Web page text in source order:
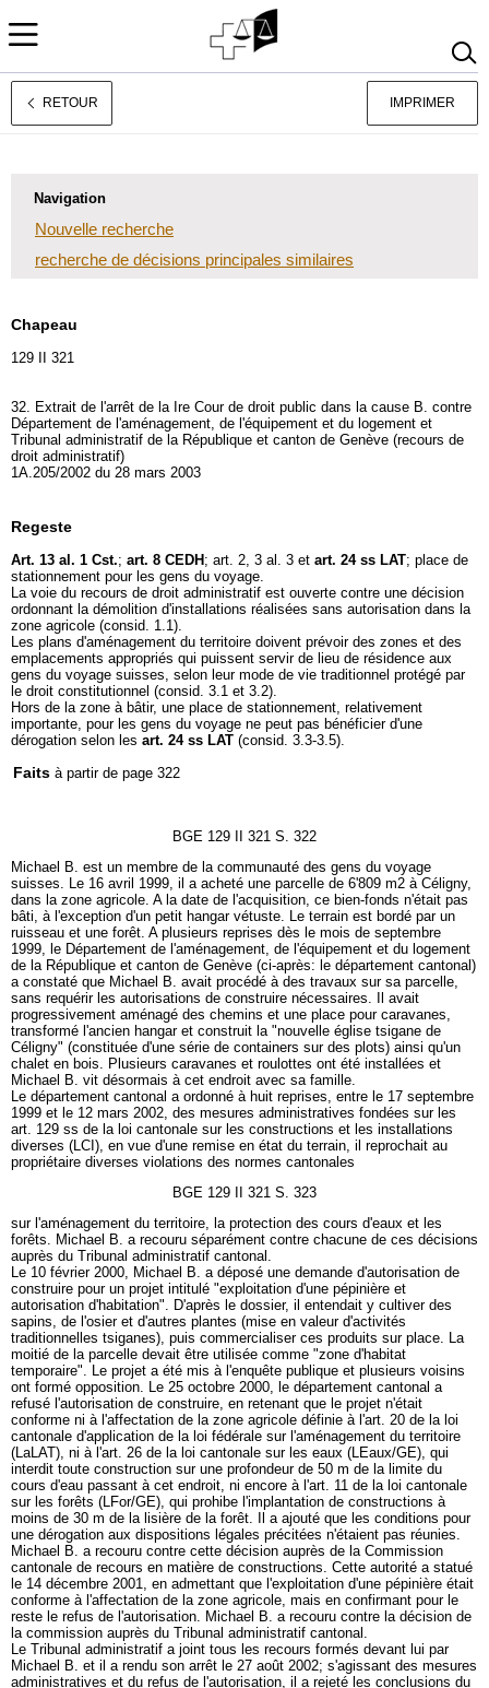
Deutsch
RETOUR IMPRIMER
Navigation
Nouvelle recherche
recherche de décisions principales similaires
Chapeau
129 II 321
32. Extrait de l'arrêt de la Ire Cour de droit public dans la cause B. contre
Département de l'aménagement, de l'équipement et du logement et
Tribunal administratif de la République et canton de Genève (recours de
droit administratif)
1A.205/2002 du 28 mars 2003
Regeste
Art. 13 al. 1 Cst.; art. 8 CEDH ; art. 2, 3 al. 3 et art. 24 ss LAT; place de
stationnement pour les gens du voyage.
La voie du recours de droit administratif est ouverte contre une décision
ordonnant la démolition d'installations réalisées sans autorisation dans la
zone agricole (consid. 1.1).
Les plans d'aménagement du territoire doivent prévoir des zones et des
emplacements appropriés qui puissent servir de lieu de résidence aux
gens du voyage suisses, selon leur mode de vie traditionnel protégé par
le droit constitutionnel (consid. 3.1 et 3.2).
Hors de la zone à bâtir, une place de stationnement, relativement
importante, pour les gens du voyage ne peut pas bénéficier d'une
dérogation selon les art. 24 ss LAT (consid. 3.3-3.5).
Faits à partir de page 322
BGE 129 II 321 S. 322
Michael B. est un membre de la communauté des gens du voyage
suisses. Le 16 avril 1999, il a acheté une parcelle de 6'809 m2 à Céligny,
dans la zone agricole. A la date de l'acquisition, ce bien-fonds n'était pas
bâti, à l'exception d'un petit hangar vétuste. Le terrain est bordé par un
ruisseau et une forêt. A plusieurs reprises dès le mois de septembre
1999, le Département de l'aménagement, de l'équipement et du logement
de la République et canton de Genève (ci-après: le département cantonal)
a constaté que Michael B. avait procédé à des travaux sur sa parcelle,
sans requérir les autorisations de construire nécessaires. Il avait
progressivement aménagé des chemins et une place pour caravanes,
transformé l'ancien hangar et construit la "nouvelle église tsigane de
Céligny" (constituée d'une série de containers sur des plots) ainsi qu'un
chalet en bois. Plusieurs caravanes et roulottes ont été installées et
Michael B. vit désormais à cet endroit avec sa famille.
Le département cantonal a ordonné à huit reprises, entre le 17 septembre
1999 et le 12 mars 2002, des mesures administratives fondées sur les
art. 129 ss de la loi cantonale sur les constructions et les installations
diverses (LCI), en vue d'une remise en état du terrain, il reprochait au
propriétaire diverses violations des normes cantonales
BGE 129 II 321 S. 323
sur l'aménagement du territoire, la protection des cours d'eaux et les
forêts. Michael B. a recouru séparément contre chacune de ces décisions
auprès du Tribunal administratif cantonal.
Le 10 février 2000, Michael B. a déposé une demande d'autorisation de
construire pour un projet intitulé "exploitation d'une pépinière et
autorisation d'habitation". D'après le dossier, il entendait y cultiver des
sapins, de l'osier et d'autres plantes (mise en valeur d'activités
traditionnelles tsiganes), puis commercialiser ces produits sur place. La
moitié de la parcelle devait être utilisée comme "zone d'habitat
temporaire". Le projet a été mis à l'enquête publique et plusieurs voisins
ont formé opposition. Le 25 octobre 2000, le département cantonal a
refusé l'autorisation de construire, en retenant que le projet n'était
conforme ni à l'affectation de la zone agricole définie à l'art. 20 de la loi
cantonale d'application de la loi fédérale sur l'aménagement du territoire
(LaLAT), ni à l'art. 26 de la loi cantonale sur les eaux (LEaux/GE), qui
interdit toute construction sur une profondeur de 50 m de la limite du
cours d'eau passant à cet endroit, ni encore à l'art. 11 de la loi cantonale
sur les forêts (LFor/GE), qui prohibe l'implantation de constructions à
moins de 30 m de la lisière de la forêt. Il a ajouté que les conditions pour
une dérogation aux dispositions légales précitées n'étaient pas réunies.
Michael B. a recouru contre cette décision auprès de la Commission
cantonale de recours en matière de constructions. Cette autorité a statué
le 14 décembre 2001, en admettant que l'exploitation d'une pépinière était
conforme à l'affectation de la zone agricole, mais en confirmant pour le
reste le refus de l'autorisation. Michael B. a recouru contre la décision de
la commission auprès du Tribunal administratif cantonal.
Le Tribunal administratif a joint tous les recours formés devant lui par
Michael B. et il a rendu son arrêt le 27 août 2002; s'agissant des mesures
administratives et du refus de l'autorisation, il a rejeté les conclusions du